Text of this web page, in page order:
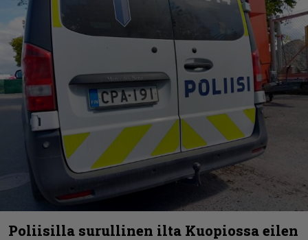
Poliisilla surullinen ilta Kuopiossa eilen